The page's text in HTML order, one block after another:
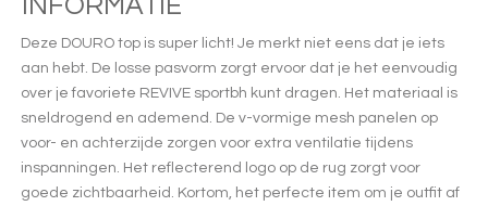
Deze DOURO top is super licht! Je merkt niet eens dat je iets
aan hebt. De losse pasvorm zorgt ervoor dat je het eenvoudig
over je favoriete REVIVE sportbh kunt dragen. Het materiaal is
sneldrogend en ademend. De v-vormige mesh panelen op
voor- en achterzijde zorgen voor extra ventilatie tijdens
inspanningen. Het reflecterend logo op de rug zorgt voor
goede zichtbaarheid. Kortom, het perfecte item om je outfit af